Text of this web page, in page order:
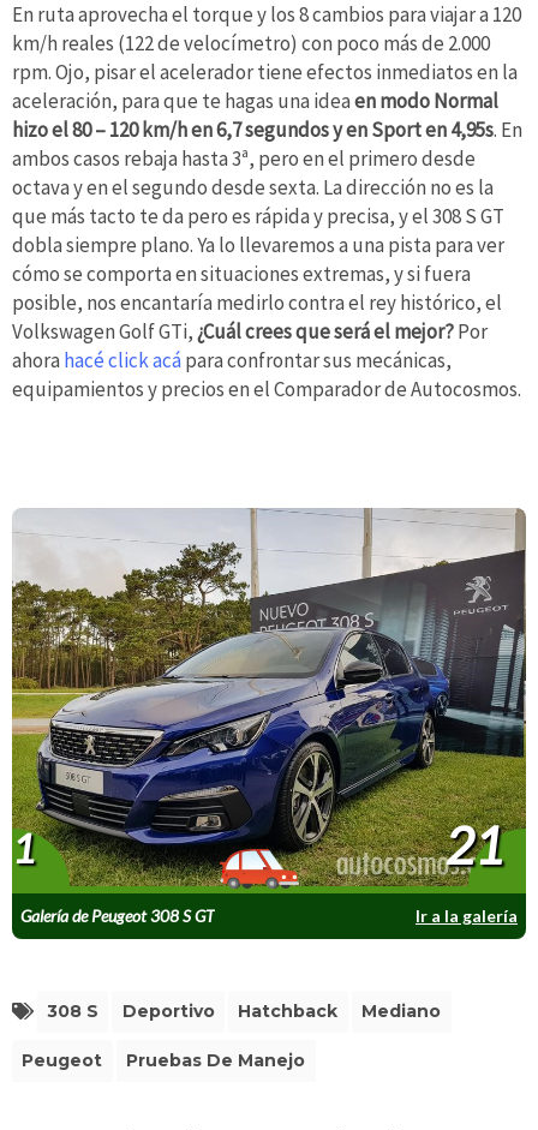
En ruta aprovecha el torque y los 8 cambios para viajar a 120
km/h reales (122 de velocímetro) con poco más de 2.000
rpm. Ojo, pisar el acelerador tiene efectos inmediatos en la
aceleración, para que te hagas una ideaen modo Normal
hizo el 80 – 120 km/h en 6,7 segundos y en Sport en 4,95s. En
ambos casos rebaja hasta 3ª, pero en el primero desde
octava y en el segundo desde sexta. La dirección no es la
que más tacto te da pero es rápida y precisa, y el 308 S GT
dobla siempre plano. Ya lo llevaremos a una pista para ver
cómo se comporta en situaciones extremas, y si fuera
posible, nos encantaría medirlo contra el rey histórico, el
Volkswagen Golf GTi,¿Cuál crees que será el mejor?Por
ahora hacé click acápara confrontar sus mecánicas,
equipamientos y precios en el Comparador de Autocosmos.
Galería de Peugeot 308 S GT Ir a la galería
1 21
308 S Deportivo Hatchback Mediano
Peugeot Pruebas De Manejo